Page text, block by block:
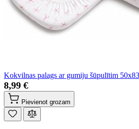
Kokvilnas palags ar gumiju šūpulītim
8,99 €
Pievienot grozam